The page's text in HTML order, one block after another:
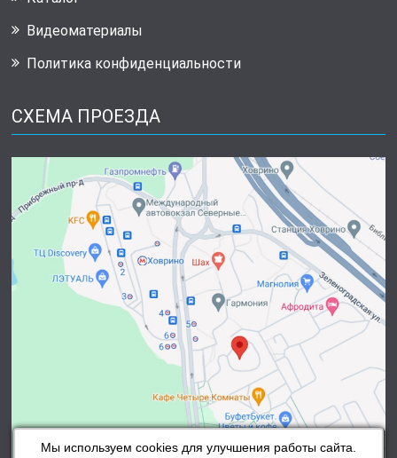
Мы используем cookies для улучшения работы сайта.
Видеоматериалы
Политика конфиденциальности
СХЕМА ПРОЕЗДА